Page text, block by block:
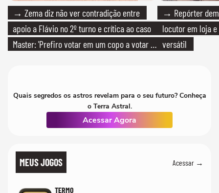
→ Zema diz não ver contradição entre
apoio a Flávio no 2º turno e crítica ao caso
Master: 'Prefiro votar em um copo a votar no
→ Repórter
locutor em loja
versátil
Quais segredos os astros revelam para o seu futuro? Conheça
o Terra Astral.
Acessar Agora
MEUS JOGOS Acessar →
TERMO